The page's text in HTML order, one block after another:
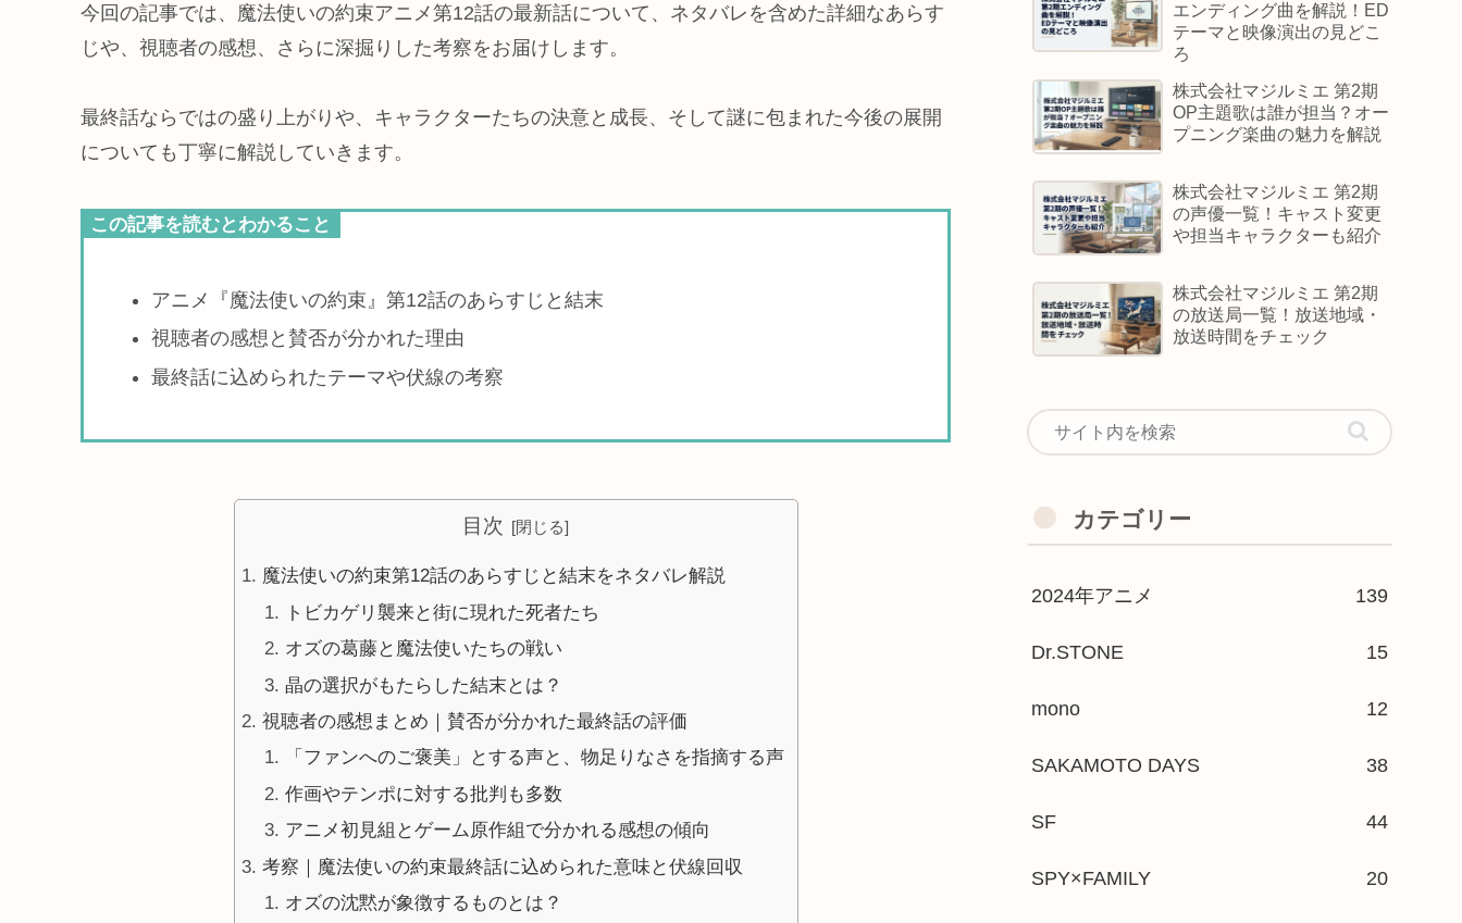
今回の記事では、魔法使いの約束アニメ第12話の最新話について、ネタバレを含めた詳細なあらす
じや、視聴者の感想、さらに深掘りした考察をお届けします。
最終話ならではの盛り上がりや、キャラクターたちの決意と成長、そして謎に包まれた今後の展開
についても丁寧に解説していきます。
この記事を読むとわかること
アニメ『魔法使いの約束』第12話のあらすじと結末
視聴者の感想と賛否が分かれた理由
最終話に込められたテーマや伏線の考察
目次
魔法使いの約束第12話のあらすじと結末をネタバレ解説
トビカゲリ襲来と街に現れた死者たち
オズの葛藤と魔法使いたちの戦い
晶の選択がもたらした結末とは？
視聴者の感想まとめ｜賛否が分かれた最終話の評価
「ファンへのご褒美」とする声と、物足りなさを指摘する声
作画やテンポに対する批判も多数
アニメ初見組とゲーム原作組で分かれる感想の傾向
考察｜魔法使いの約束最終話に込められた意味と伏線回収
オズの沈黙が象徴するものとは？
エンディング曲を解説！ED
テーマと映像演出の見どこ
ろ
株式会社マジルミエ 第2期
OP主題歌は誰が担当？オー
プニング楽曲の魅力を解説
株式会社マジルミエ 第2期
の声優一覧！キャスト変更
や担当キャラクターも紹介
株式会社マジルミエ 第2期
の放送局一覧！放送地域・
放送時間をチェック
カテゴリー
2024年アニメ 139
Dr.STONE 15
mono 12
SAKAMOTO DAYS 38
SF 44
SPY×FAMILY 20